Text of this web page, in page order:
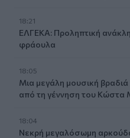
18:21
ΕΛΓΕΚΑ: Προληπτική
φράουλα
18:05
Μια μεγάλη μουσική
από τη γέννηση του Κώστα
18:04
Νεκρή μεγαλόσωμη